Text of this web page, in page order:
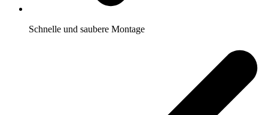
Schnelle und saubere Montage